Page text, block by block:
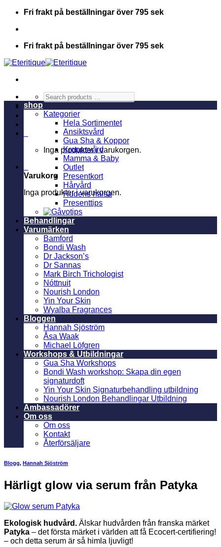
Skip
content
Fri frakt på beställningar över 795 sek
Fri frakt på beställningar över 795 sek
Search
products
…
Inga produkter i varukorgen.
Varukorg
Inga produkter i varukorgen.
shop
Kategorier
Hela Sortimentet
Ansiktsvård
Gua Sha & Koppor
Kroppsvård
Mamma & Baby
Outlet
Presentkort
Hårvård
Hudens hälsa
Presenttips
Behandlingar
Varumärken
Bamford
Bondi Wash
Dr Jackson’s
Dr Sannas
Mark Birch Trichologist
Nóttnuit
Nourish London
Yin Your Skin
Wyalba Fragrances
Bloggen
Hannah Sjöström
Åsa Waak
Michael Löfgren
Workshops & Utbildningar
Gua Sha Workshops
Bondi Wash workshop: Skapa din egen
signaturdoft
Yin Your Skin Signaturbehandling utbildning
Nourish London Behandlingar Utbildning
Ambassadörer
Om oss
Om oss
Kontakt
Återförsäljare
Blogg, Hannah Sjöström
Härligt glow via serum från Patyka
Ekologisk hudvård. Älskar hudvården från franska märket
Patyka – det första märket i världen att få Ecocert-certifiering!
– och detta serum är så himla ljuvligt!